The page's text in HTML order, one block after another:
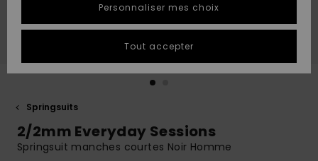
Démarrez
pour obtenir
question.
Démarrer
COLLECTION
CARTE
CADEAU
Springsuits
2/2mm Everyday Sessions
Springsuit manches courtes Noir Homme
Personnaliser mes choix
Tout accepter